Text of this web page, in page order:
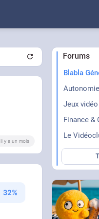
il y a un mois
Forums
Blabla
Jeux vidéo
Finance &
Le